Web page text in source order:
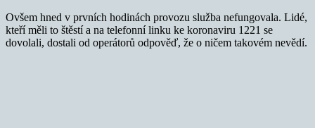
Ovšem hned v prvních hodinách provozu služba nefungovala. Lidé,
kteří měli to štěstí a na telefonní linku ke koronaviru 1221 se
dovolali, dostali od operátorů odpověď, že o ničem takovém nevědí.